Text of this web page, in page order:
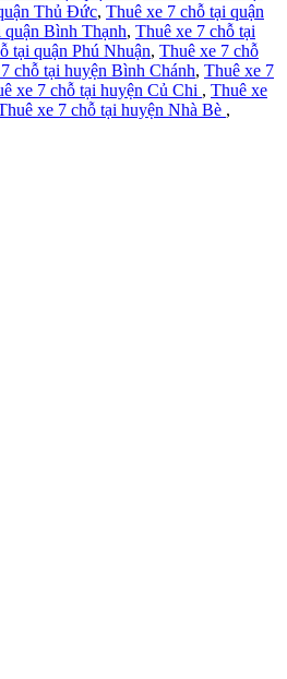
Thủ Đức, Thuê xe 7 chỗ tại quận
quận Bình Thạnh, Thuê xe 7 chỗ tại
tại quận Phú Nhuận, Thuê xe 7 chỗ
chỗ tại huyện Bình Chánh, Thuê xe 7
xe 7 chỗ tại huyện Củ Chi , Thuê xe
xe 7 chỗ tại huyện Nhà Bè ,